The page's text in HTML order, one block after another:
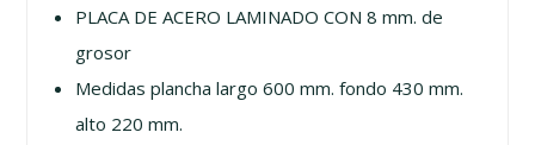
PLACA DE ACERO LAMINADO CON 8 mm. de
grosor
Medidas plancha largo 600 mm. fondo 430 mm.
alto 220 mm.